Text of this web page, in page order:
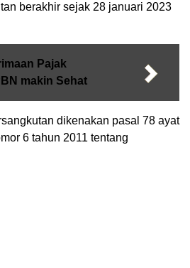
berakhir sejak 28 januari 2023
Pajak
makin Sehat
dikenakan pasal 78 ayat
6 tahun 2011 tentang